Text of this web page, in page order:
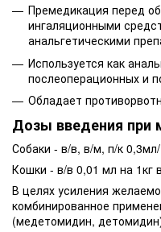
Премедикация перед
ингаляционными
анальгетическими
Используется как
послеоперационных и
Обладает
Дозы введения при
Собаки - в/в, в/м, п/к
Кошки - в/в 0,01 мл на 1кг
В целях усиления
комбинированное
(медетомидин,